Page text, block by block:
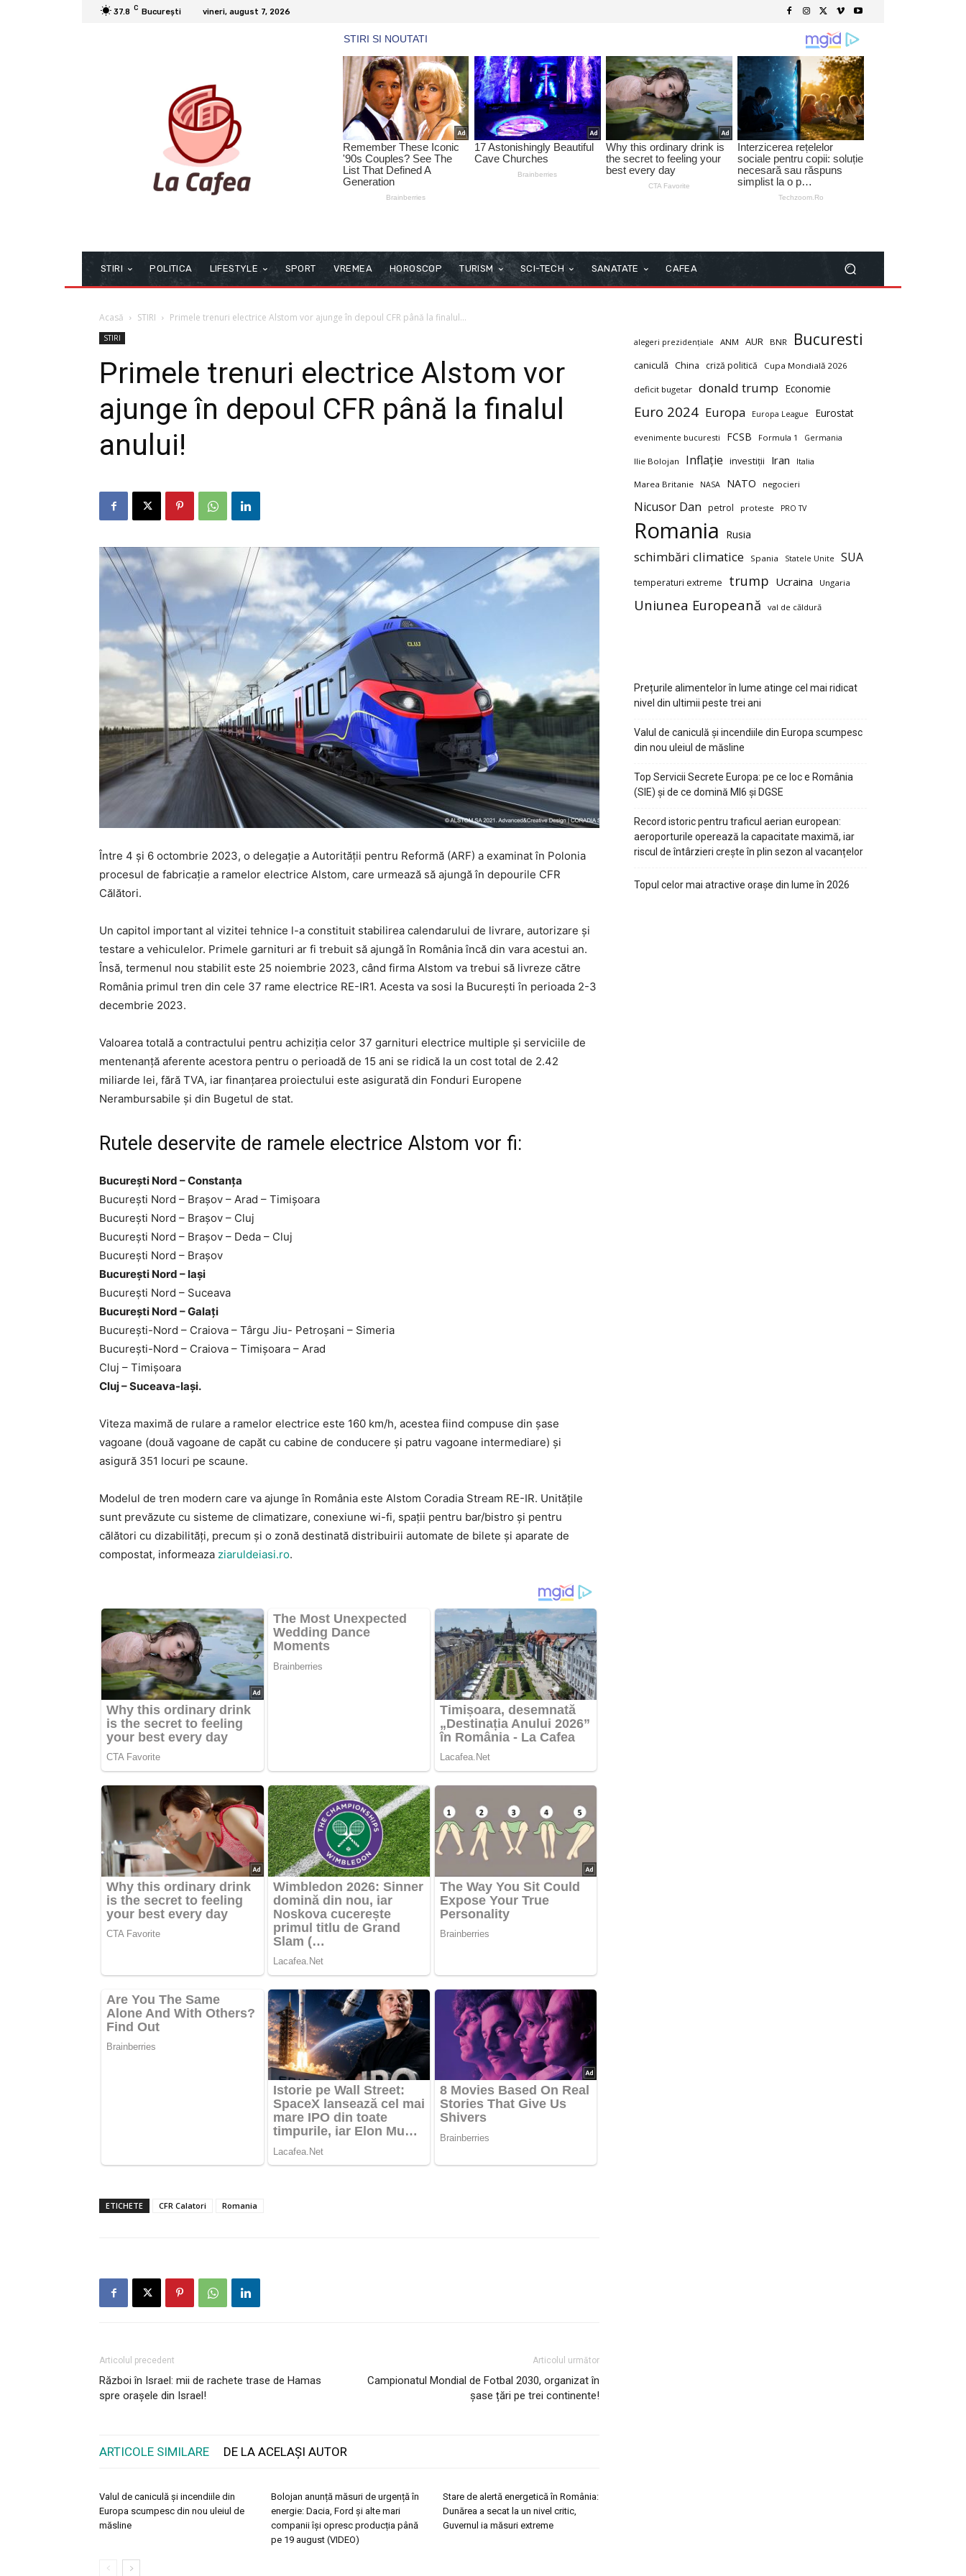
37.8 C București vineri, august 7, 2026
STIRI POLITICA LIFESTYLE SPORT VREMEA HOROSCOP TURISM SCI-TECH SANATATE CAFEA
Acasă STIRI Primele trenuri electrice Alstom vor ajunge în depoul CFR până la finalul...
STIRI
Primele trenuri electrice Alstom vor
ajunge în depoul CFR până la finalul
anului!
Între 4 și 6 octombrie 2023, o delegație a Autorității pentru Reformă (ARF) a examinat în Polonia
procesul de fabricație a ramelor electrice Alstom, care urmează să ajungă în depourile CFR
Călători.
Un capitol important al vizitei tehnice l-a constituit stabilirea calendarului de livrare, autorizare și
testare a vehiculelor. Primele garnituri ar fi trebuit să ajungă în România încă din vara acestui an.
Însă, termenul nou stabilit este 25 noiembrie 2023, când firma Alstom va trebui să livreze către
România primul tren din cele 37 rame electrice RE-IR1. Acesta va sosi la București în perioada 2-3
decembrie 2023.
Valoarea totală a contractului pentru achiziția celor 37 garnituri electrice multiple și serviciile de
mentenanță aferente acestora pentru o perioadă de 15 ani se ridică la un cost total de 2.42
miliarde lei, fără TVA, iar finanțarea proiectului este asigurată din Fonduri Europene
Nerambursabile și din Bugetul de stat.
Rutele deservite de ramele electrice Alstom vor fi:
București Nord – Constanța
București Nord – Brașov – Arad – Timișoara
București Nord – Brașov – Cluj
București Nord – Brașov – Deda – Cluj
București Nord – Brașov
București Nord – Iași
București Nord – Suceava
București Nord – Galați
București-Nord – Craiova – Târgu Jiu- Petroșani – Simeria
București-Nord – Craiova – Timișoara – Arad
Cluj – Timișoara
Cluj – Suceava-Iași.
Viteza maximă de rulare a ramelor electrice este 160 km/h, acestea fiind compuse din șase
vagoane (două vagoane de capăt cu cabine de conducere și patru vagoane intermediare) și
asigură 351 locuri pe scaune.
Modelul de tren modern care va ajunge în România este Alstom Coradia Stream RE-IR. Unitățile
sunt prevăzute cu sisteme de climatizare, conexiune wi-fi, spații pentru bar/bistro și pentru
călători cu dizabilități, precum și o zonă destinată distribuirii automate de bilete și aparate de
compostat, informeaza ziaruldeiasi.ro.
ETICHETE CFR Calatori Romania
Articolul precedent
Război în Israel: mii de rachete trase de Hamas
spre orașele din Israel!
Articolul următor
Campionatul Mondial de Fotbal 2030, organizat în
șase țări pe trei continente!
ARTICOLE SIMILARE DE LA ACELAȘI AUTOR
Valul de caniculă și incendiile din
Europa scumpesc din nou uleiul de
măsline
Bolojan anunță măsuri de urgență în
energie: Dacia, Ford și alte mari
companii își opresc producția până
pe 19 august (VIDEO)
Stare de alertă energetică în România:
Dunărea a secat la un nivel critic,
Guvernul ia măsuri extreme
alegeri prezidențiale ANM AUR BNR Bucuresti
caniculă China criză politică Cupa Mondială 2026
deficit bugetar donald trump Economie
Euro 2024 Europa Europa League Eurostat
evenimente bucuresti FCSB Formula 1 Germania
Ilie Bolojan Inflație investiții Iran Italia
Marea Britanie NASA NATO negocieri
Nicusor Dan petrol proteste PRO TV
Romania Rusia
schimbări climatice Spania Statele Unite SUA
temperaturi extreme trump Ucraina Ungaria
Uniunea Europeană val de căldură
Prețurile alimentelor în lume atinge cel mai ridicat
nivel din ultimii peste trei ani
Valul de caniculă și incendiile din Europa scumpesc
din nou uleiul de măsline
Top Servicii Secrete Europa: pe ce loc e România
(SIE) și de ce domină MI6 și DGSE
Record istoric pentru traficul aerian european:
aeroporturile operează la capacitate maximă, iar
riscul de întârzieri crește în plin sezon al vacanțelor
Topul celor mai atractive orașe din lume în 2026